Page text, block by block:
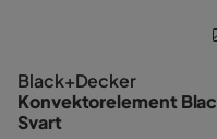
Black+Decker
Konvektorelement
Svart